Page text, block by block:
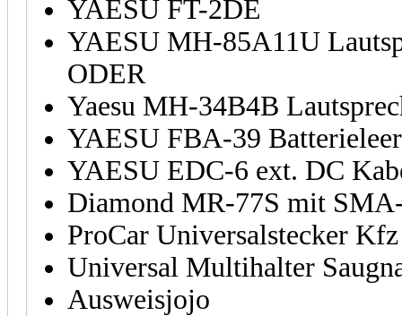
YAESU FT-2DE
YAESU MH-85A11U
ODER
Yaesu MH-34B4B
YAESU FBA-39
YAESU EDC-6 ext. DC
Diamond MR-77S mit
ProCar Universalstecker
Universal Multihalter
Ausweisjojo